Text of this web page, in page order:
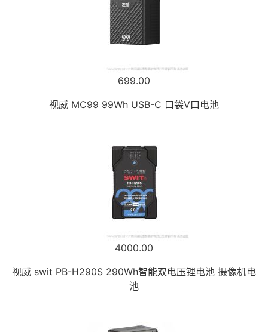
699.00
视威 MC99 99Wh USB-C 口袋V口电池
4000.00
视威 swit PB-H290S 290Wh智能双电压锂电池 摄像机电
池